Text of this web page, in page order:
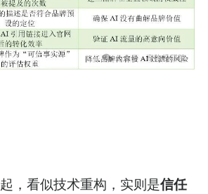
，看似技术重构，实则是信任